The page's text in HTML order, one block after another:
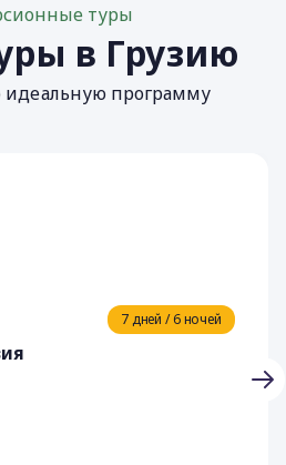
туры
в Грузию
идеальную программу
7 дней / 6 ночей